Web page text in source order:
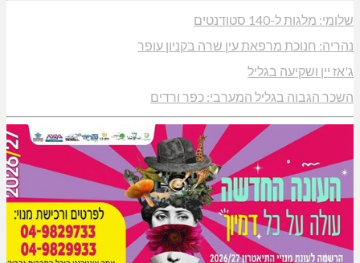
שלומי: מלגות ל-140 סטודנטים
נהריה: חנוכת מרפאת עין שרה בקניון עופר
ג'אז יין ושקיעה בגליל
השכר הגבוה בגליל המערבי: כפר ורדים